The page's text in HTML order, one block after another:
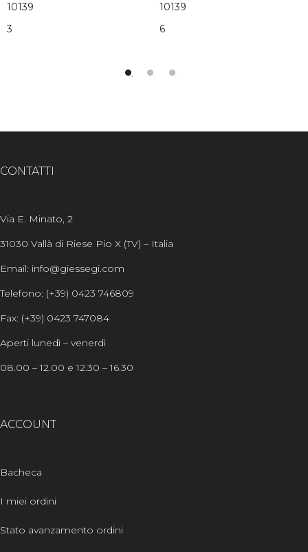
10139
3
10139
6
CONTATTI
Via E. Minato, 2
31030 Vallà di Riese Pio X (TV) – Italia
Email: info@giessegi.com
Telefono: (+39) 0423 746809
Fax: (+39) 0423 747084
Aperti lunedì – venerdì
08.00 – 12.00 e 12.30 – 16.30
ACCOUNT
Bacheca
I miei ordini
Stato avanzamento ordini